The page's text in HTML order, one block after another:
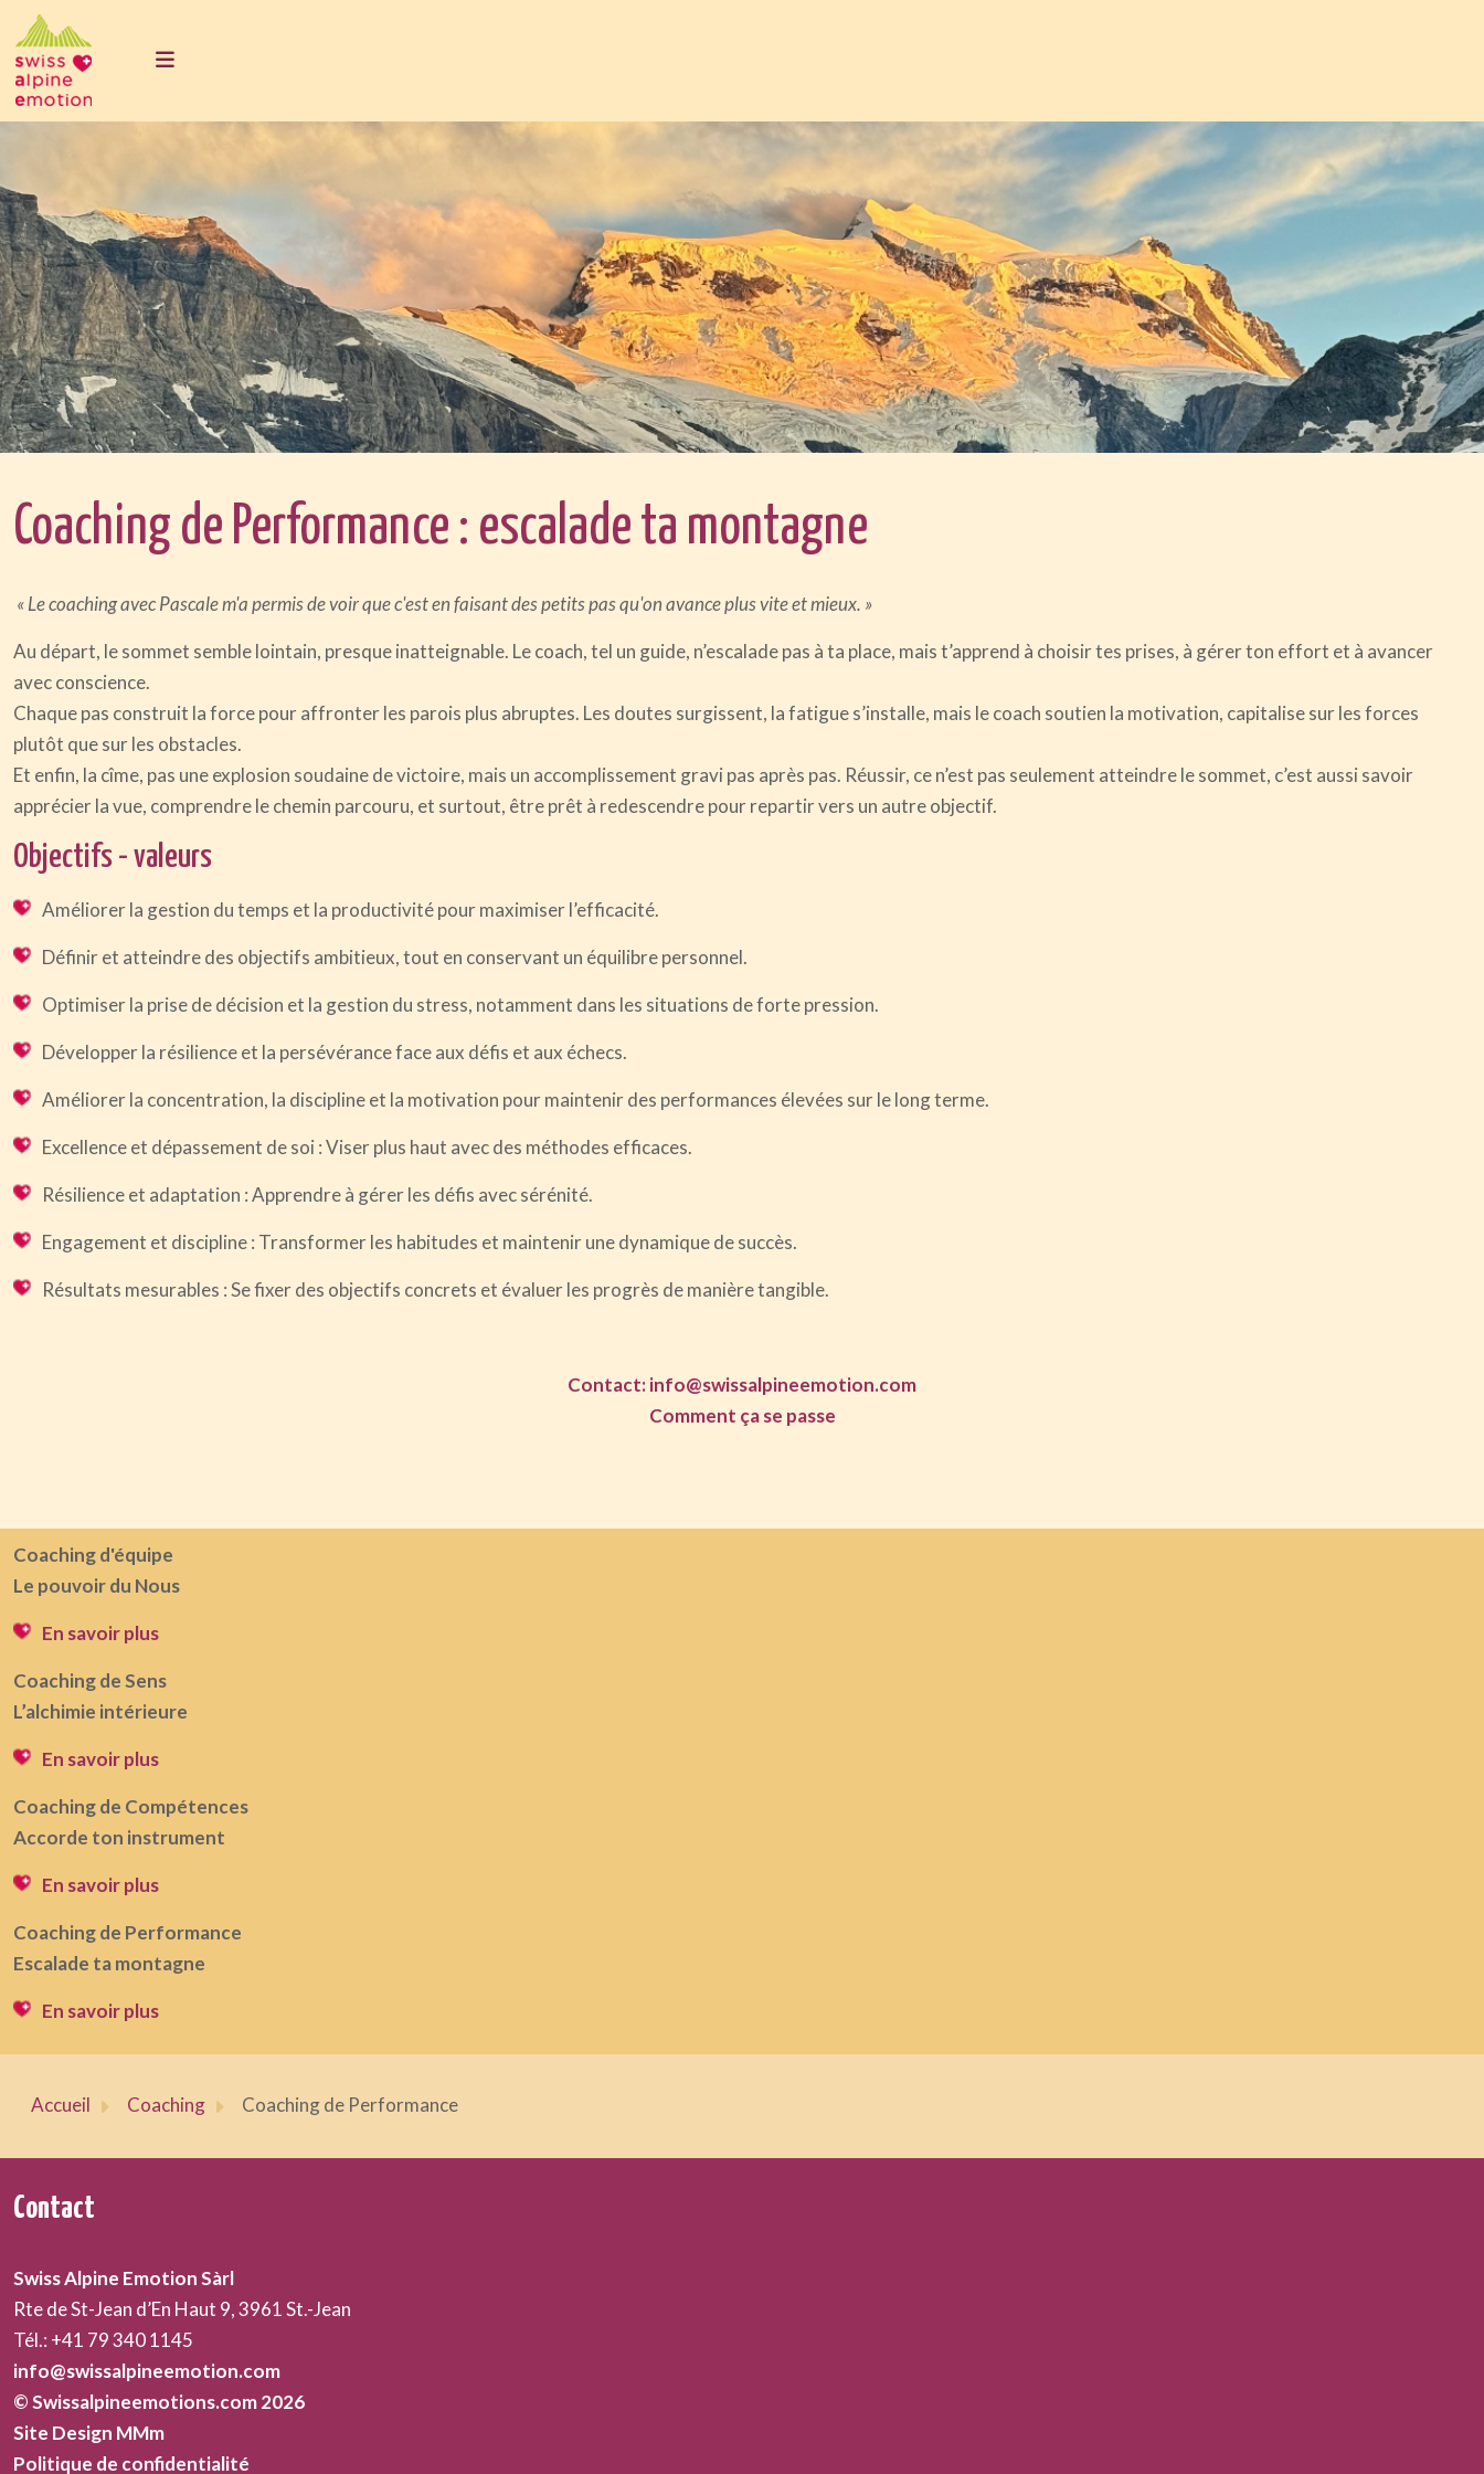
Coaching de Performance : escalade ta montagne
« Le coaching avec Pascale m'a permis de voir que c'est en faisant des petits pas qu'on avance plus vite et mieux. »
Au départ, le sommet semble lointain, presque inatteignable. Le coach, tel un guide, n’escalade pas à ta place, mais t’apprend à choisir tes prises, à gérer ton effort et à avancer
avec conscience.
Chaque pas construit la force pour affronter les parois plus abruptes. Les doutes surgissent, la fatigue s’installe, mais le coach soutien la motivation, capitalise sur les forces
plutôt que sur les obstacles.
Et enfin, la cîme, pas une explosion soudaine de victoire, mais un accomplissement gravi pas après pas. Réussir, ce n’est pas seulement atteindre le sommet, c’est aussi savoir
apprécier la vue, comprendre le chemin parcouru, et surtout, être prêt à redescendre pour repartir vers un autre objectif.
Objectifs - valeurs
Améliorer la gestion du temps et la productivité pour maximiser l’efficacité.
Définir et atteindre des objectifs ambitieux, tout en conservant un équilibre personnel.
Optimiser la prise de décision et la gestion du stress, notamment dans les situations de forte pression.
Développer la résilience et la persévérance face aux défis et aux échecs.
Améliorer la concentration, la discipline et la motivation pour maintenir des performances élevées sur le long terme.
Excellence et dépassement de soi : Viser plus haut avec des méthodes efficaces.
Résilience et adaptation : Apprendre à gérer les défis avec sérénité.
Engagement et discipline : Transformer les habitudes et maintenir une dynamique de succès.
Résultats mesurables : Se fixer des objectifs concrets et évaluer les progrès de manière tangible.
Contact: info@swissalpineemotion.com
Comment ça se passe
Coaching d'équipe
Le pouvoir du Nous
En savoir plus
Coaching de Sens
L’alchimie intérieure
En savoir plus
Coaching de Compétences
Accorde ton instrument
En savoir plus
Coaching de Performance
Escalade ta montagne
En savoir plus
Accueil Coaching Coaching de Performance
Contact
Swiss Alpine Emotion Sàrl
Rte de St-Jean d’En Haut 9, 3961 St.-Jean
Tél.: +41 79 340 1145
info@swissalpineemotion.com
© Swissalpineemotions.com 2026
Site Design MMm
Politique de confidentialité